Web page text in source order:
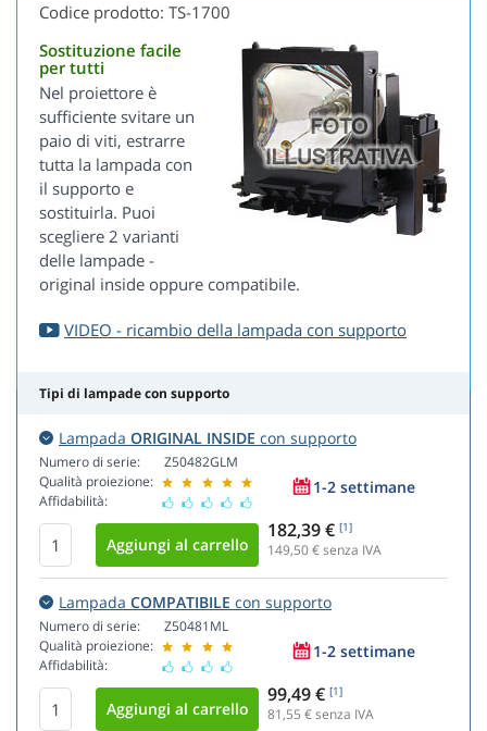
Codice prodotto: TS-1700
Sostituzione facile
per tutti
Nel proiettore è
sufficiente svitare un
paio di viti, estrarre
tutta la lampada con
il supporto e
sostituirla. Puoi
scegliere 2 varianti
delle lampade -
original inside oppure compatibile.
VIDEO - ricambio della lampada con supporto
Tipi di lampade con supporto
Lampada ORIGINAL INSIDE con supporto
Numero di serie:
Qualità proiezione:
Affidabilità:
Z50482GLM
1-2 settimane
182,39 € [1]
149,50€ senza IVA
Lampada COMPATIBILE con supporto
Numero di serie:
Qualità proiezione:
Affidabilità:
Z50481ML
1-2 settimane
99,49 € [1]
81,55 € senza IVA